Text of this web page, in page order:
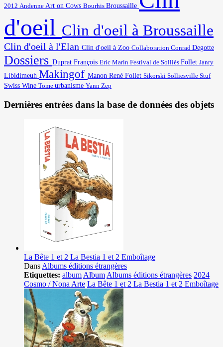
2012 Andenne Art on Cows Bourhis Broussaille
d'oeil Clin d'oeil à Broussaille
Clin d'oeil à l'Elan Clin d'oeil à Zoo Collaboration Conrad Degotte
Dossiers Duprat François Eric Marin Festival de Solliès Follet Janry
Libidimeuh Makingof Manon René Follet Sikorski Solliesville Stuf
Swiss Wine Tome urbanisme Yann Zep
Dernières entrées dans la base de données des objets
La Bête 1 et 2 La Bestia 1 et 2 Emboîtage
Dans Albums éditions étrangères
Etiquettes: album Album Albums éditions étrangères 2024
Cosmo / Nona Arte La Bête 1 et 2 La Bestia 1 et 2 Emboîtage